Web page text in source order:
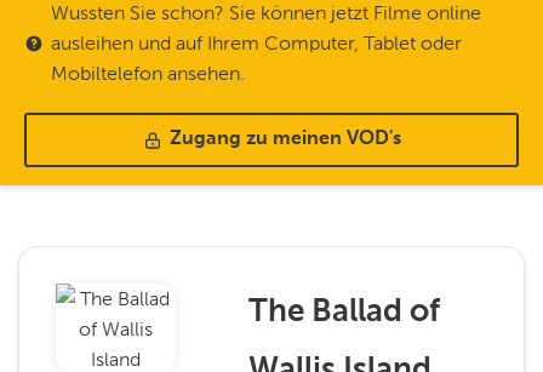
Wussten Sie schon? Sie können jetzt Filme online
ausleihen und auf Ihrem Computer, Tablet oder
Mobiltelefon ansehen.
Zugang zu meinen VOD's
The Ballad of